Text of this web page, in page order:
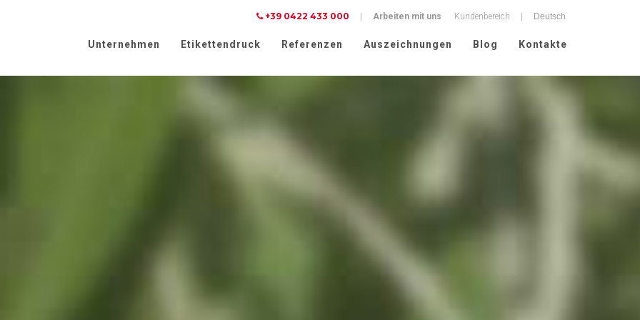
+39 0422 433 000 Arbeiten mit uns Kundenbereich
Unternehmen Etikettendruck Referenzen Auszeichnungen Blog Kontakte
Ihre Datenschutzeinstellungen